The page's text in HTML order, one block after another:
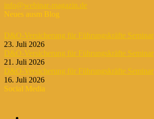
info@webinar-magazin.de
Neues ausm Blog
D&O-Versicherung für Führungskräfte Seminar
23. Juli 2026
D&O-Versicherung für Führungskräfte Seminar
21. Juli 2026
D&O-Versicherung für Führungskräfte Seminar
16. Juli 2026
Social Media